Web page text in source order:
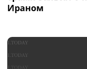
Ираном